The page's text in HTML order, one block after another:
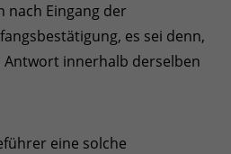
nach Eingang der
es sei denn,
Antwort innerhalb derselben
eine solche